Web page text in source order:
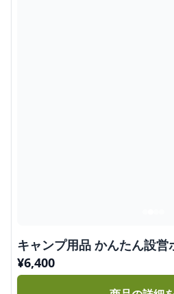
キャンプ用品 かんたん設営
¥6,400